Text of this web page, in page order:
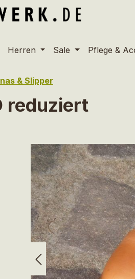
springen
Herren Sale Pflege &
& Slipper
reduziert